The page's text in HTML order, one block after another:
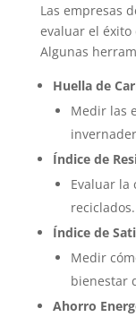
Las empresas
evaluar el
Algunas
Huella de
Medir las
Índice de
Evaluar la
reciclados.
Índice de
Medir
bienestar
Ahorro